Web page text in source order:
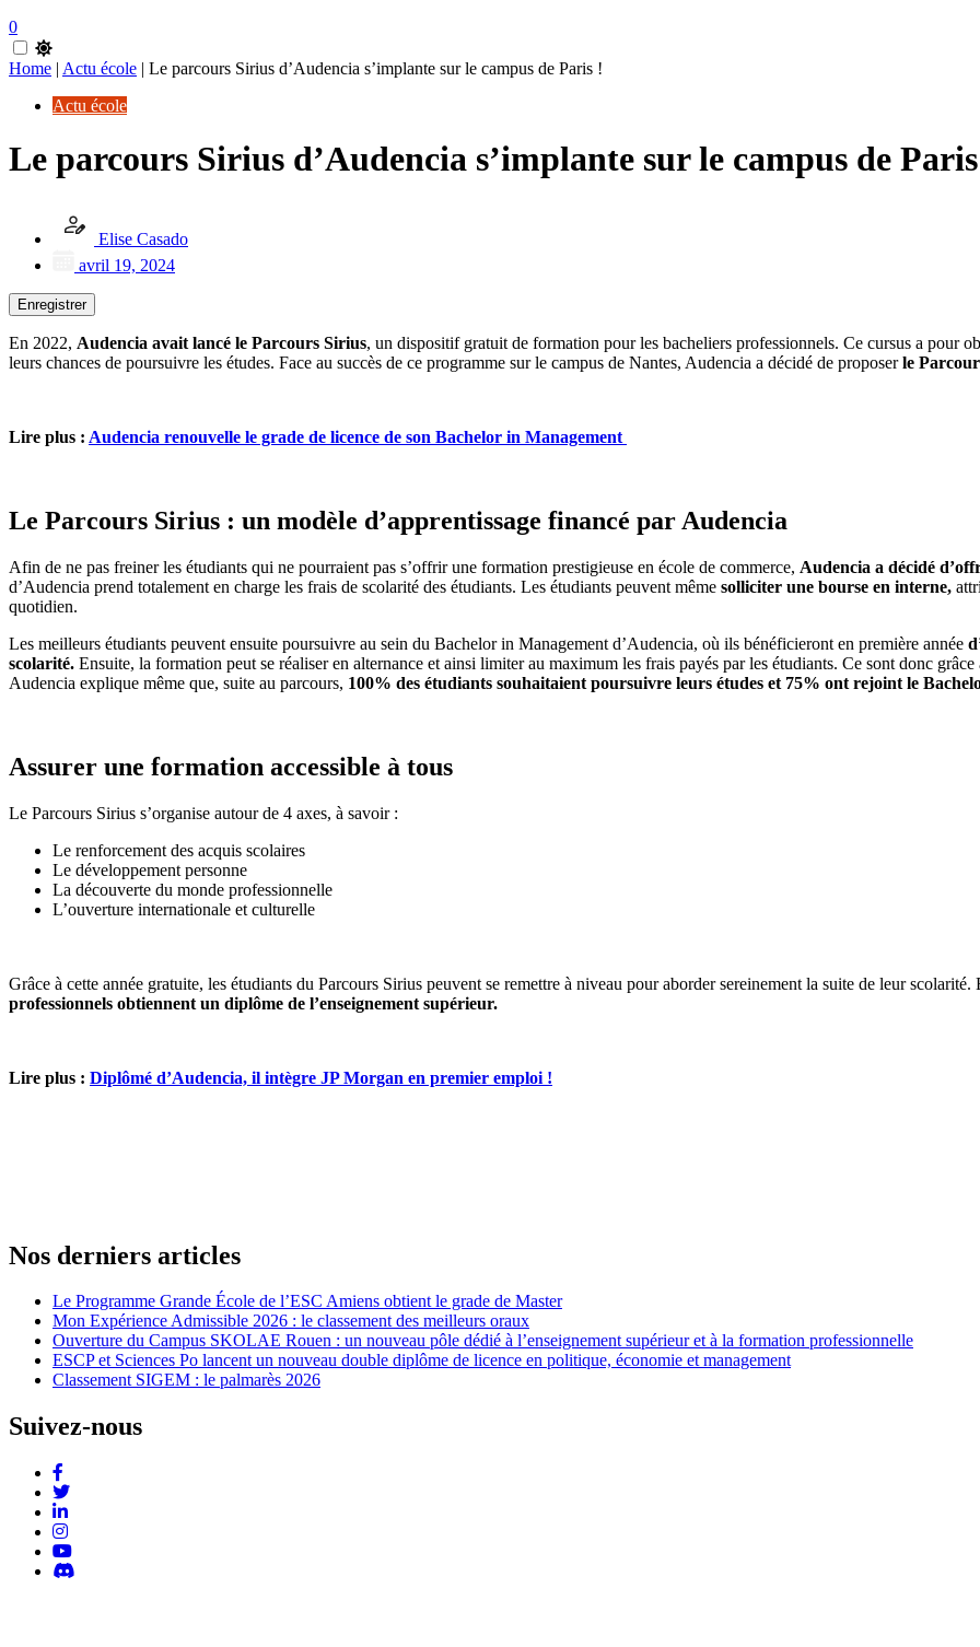
0
Home | Actu école | Le parcours Sirius d’Audencia s’implante sur le campus de Paris !
Actu école
Le parcours Sirius d’Audencia s’implante sur le campus de
Elise Casado
avril 19, 2024
Enregistrer
En 2022, Audencia avait lancé le Parcours Sirius, un dispositif gratuit de formation pour les bacheliers professionnels. Ce cursus a pour
leurs chances de poursuivre les études. Face au succès de ce programme sur le campus de Nantes, Audencia a décidé de proposerle
Lire plus : Audencia renouvelle le grade de licence de son Bachelor in Management
Le Parcours Sirius : un modèle d’apprentissage financé par Audencia
Afin de ne pas freiner les étudiants qui ne pourraient pas s’offrir une formation prestigieuse en école de commerce, Audencia a décidé
d’Audencia prend totalement en charge les frais de scolarité des étudiants. Les étudiants peuvent même solliciter une bourse en interne,
quotidien.
Les meilleurs étudiants peuvent ensuite poursuivre au sein du Bachelor in Management d’Audencia, où ils bénéficieront en première année
scolarité. Ensuite, la formation peut se réaliser en alternance et ainsi limiter au maximum les frais payés par les étudiants. Ce sont donc
Audencia explique même que, suite au parcours, 100% des étudiants souhaitaient poursuivre leurs études et 75% ont rejoint le
Assurer une formation accessible à tous
Le Parcours Sirius s’organise autour de 4 axes, à savoir :
Le renforcement des acquis scolaires
Le développement personne
La découverte du monde professionnelle
L’ouverture internationale et culturelle
Grâce à cette année gratuite, les étudiants du Parcours Sirius peuvent se remettre à niveau pour aborder sereinement la suite de leur
professionnels obtiennent un diplôme de l’enseignement supérieur.
Lire plus : Diplômé d’Audencia, il intègre JP Morgan en premier emploi !
Nos derniers articles
Le Programme Grande École de l’ESC Amiens obtient le grade de Master
Mon Expérience Admissible 2026 : le classement des meilleurs oraux
Ouverture du Campus SKOLAE Rouen : un nouveau pôle dédié à l’enseignement supérieur et à la formation professionnelle
ESCP et Sciences Po lancent un nouveau double diplôme de licence en politique, économie et management
Classement SIGEM : le palmarès 2026
Suivez-nous